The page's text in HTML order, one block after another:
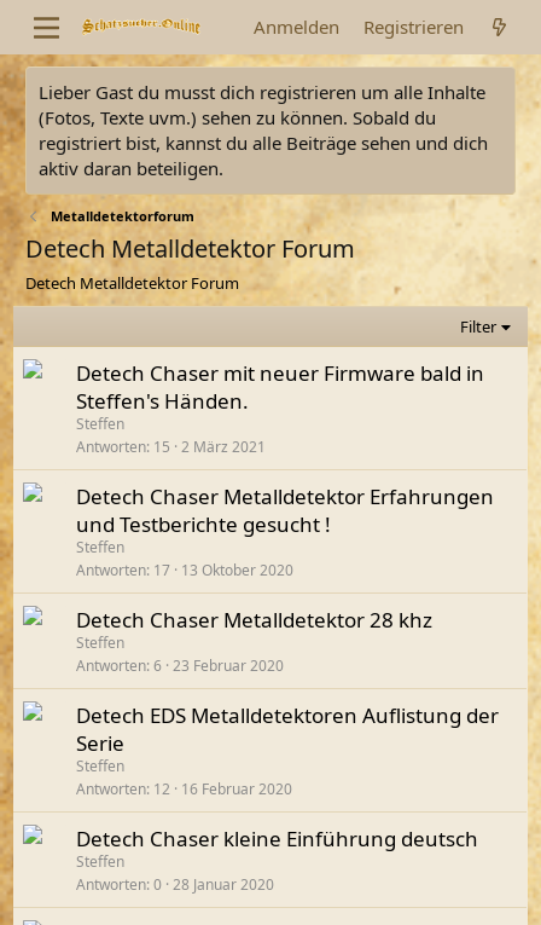
Anmelden Registrieren
Lieber Gast du musst dich registrieren um alle Inhalte
(Fotos, Texte uvm.) sehen zu können. Sobald du
registriert bist, kannst du alle Beiträge sehen und dich
aktiv daran beteiligen.
Metalldetektorforum
Detech Metalldetektor Forum
Detech Metalldetektor Forum
Filter
Detech Chaser mit neuer Firmware bald in
Steffen's Händen.
Steffen
Antworten 15 2 März 2021
Detech Chaser Metalldetektor Erfahrungen
und Testberichte gesucht !
Steffen
Antworten 17 13 Oktober 2020
Detech Chaser Metalldetektor 28 khz
Steffen
Antworten 6 23 Februar 2020
Detech EDS Metalldetektoren Auflistung der
Serie
Steffen
Antworten 12 16 Februar 2020
Detech Chaser kleine Einführung deutsch
Steffen
Antworten 0 28 Januar 2020